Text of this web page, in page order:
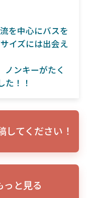
を中心にバスを
イズには出会え
ノンキーがたく
た！！
てください！
と見る